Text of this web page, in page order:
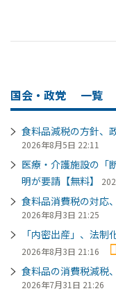
国会・政党 一覧
食料品減税の方針
2026年8月5日 22:11
医療・介護施設の
明が要請【無料】
食料品消費税の対
2026年8月3日 21:25
「内密出産」、法
2026年8月3日 21:16
食料品の消費税減
2026年7月31日 21:26